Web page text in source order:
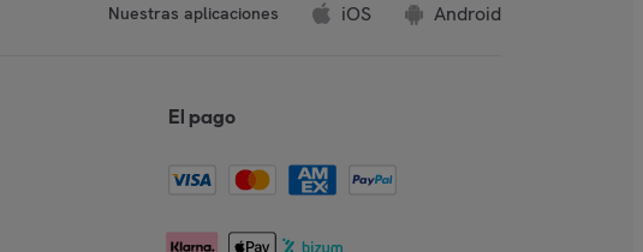
Nuestras aplicaciones iOS Android
El pago